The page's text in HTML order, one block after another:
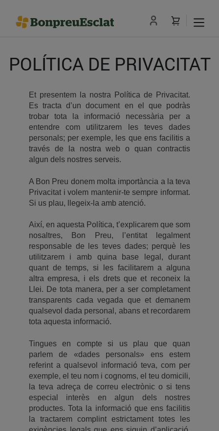
POLÍTICA DE PRIVACITAT
Et presentem la nostra Política de Privacitat.
Es tracta d’un document en el que podràs
trobar tota la informació necessària per a
entendre com utilitzarem les teves dades
personals; per exemple, les que ens facilitis a
través de la nostra web o quan contractis
algun dels nostres serveis.
A Bon Preu donem molta importància a la teva
Privacitat i volem mantenir-te sempre informat.
Si us plau, llegeix-la amb atenció.
Així, en aquesta Política, t’explicarem que som
nosaltres, Bon Preu, l’entitat legalment
responsable de les teves dades; perquè les
utilitzarem i amb quina base legal, durant
quant de temps, si les facilitarem a alguna
altra empresa, i els drets que et reconeix la
Llei. De tota manera, per a ser completament
transparents cada vegada que et demanem
qualsevol dada personal, abans et recordarem
tota aquesta informació.
Tingues en compte si us plau que quan
parlem de «dades personals» ens estem
referint a qualsevol informació teva, com per
exemple, el teu nom i cognoms, el teu domicili,
la teva adreça de correu electrònic o si tens
especial interès en algun dels nostres
productes. Tota la informació que ens facilitis
la tractarem complint estrictament totes les